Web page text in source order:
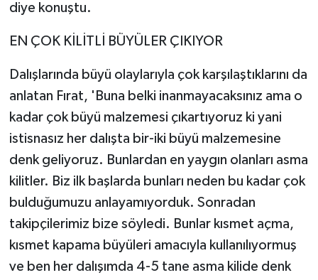
diye konuştu.
EN ÇOK KİLİTLİ BÜYÜLER ÇIKIYOR
Dalışlarında büyü olaylarıyla çok karşılaştıklarını da
anlatan Fırat, 'Buna belki inanmayacaksınız ama o
kadar çok büyü malzemesi çıkartıyoruz ki yani
istisnasız her dalışta bir-iki büyü malzemesine
denk geliyoruz. Bunlardan en yaygın olanları asma
kilitler. Biz ilk başlarda bunları neden bu kadar çok
bulduğumuzu anlayamıyorduk. Sonradan
takipçilerimiz bize söyledi. Bunlar kısmet açma,
kısmet kapama büyüleri amacıyla kullanılıyormuş
ve ben her dalışımda 4-5 tane asma kilide denk